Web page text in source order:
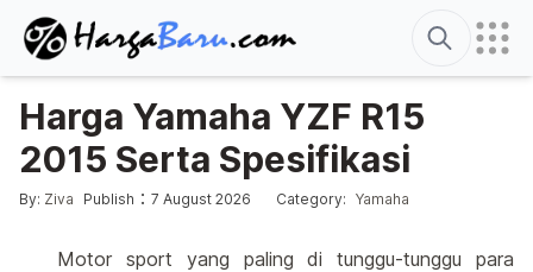
Search
Harga Yamaha YZF R15
2015 Serta Spesifikasi
Posted by
By: Ziva Publish : 7 August 2026 :
Posted in
Category: Yamaha
Motor sport yang paling di tunggu-tunggu para